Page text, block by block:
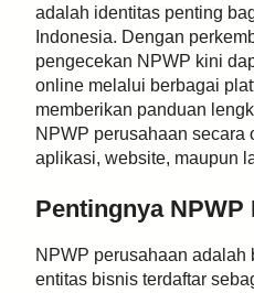
adalah identitas penting
Indonesia. Dengan
pengecekan NPWP kini
online melalui berbagai
memberikan panduan
NPWP perusahaan secara
aplikasi, website, maupun
Pentingnya NPWP
NPWP perusahaan adalah
entitas bisnis terdaftar